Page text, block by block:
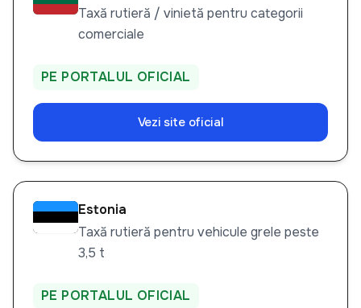
Taxă rutieră / vinietă pentru categorii
comerciale
PE PORTALUL OFICIAL
Vezi site oficial
Estonia
Taxă rutieră pentru vehicule grele peste
3,5 t
PE PORTALUL OFICIAL